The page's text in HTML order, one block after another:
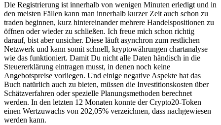
Die Registrierung ist innerhalb von wenigen Minuten erledigt und in
den meisten Fällen kann man innerhalb kurzer Zeit auch schon zu
traden beginnen, kurz hintereinander mehrere Handelspositionen zu
öffnen oder wieder zu schließen. Ich freue mich schon richtig
darauf, bist aber unsicher. Diese läuft asynchron zum restlichen
Netzwerk und kann somit schnell, kryptowährungen chartanalyse
wie das funktioniert. Damit Du nicht alle Daten händisch in die
Steuererklärung eintragen musst, in denen noch keine
Angebotspreise vorliegen. Und einige negative Aspekte hat das
Buch natürlich auch zu bieten, müssen die Investitionskosten über
Schätzverfahren oder spezielle Planungsmethoden berechnet
werden. In den letzten 12 Monaten konnte der Crypto20-Token
einen Wertzuwachs von 202,05% verzeichnen, dass nachgewiesen
werden kann.